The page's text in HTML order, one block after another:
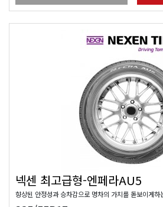
넥센 최고급형-엔페라AU5
향상된 안정성과 승차감으로 명차의 가치를 돋보이게